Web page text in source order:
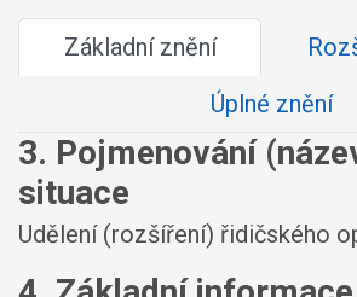
Základní znění
Úplné znění
3. Pojmenování
situace
Udělení (rozšíření) řidičského